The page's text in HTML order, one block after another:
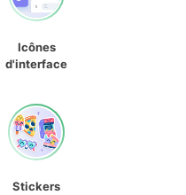
Icônes
d'interface
Stickers